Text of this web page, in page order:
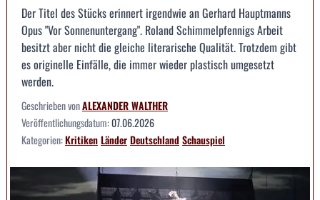
Der Titel des Stücks erinnert irgendwie an Gerhard Hauptmanns
Opus "Vor Sonnenuntergang". Roland Schimmelpfennigs Arbeit
besitzt aber nicht die gleiche literarische Qualität. Trotzdem gibt
es originelle Einfälle, die immer wieder plastisch umgesetzt
werden.
Geschrieben vonALEXANDER WALTHER
Veröffentlichungsdatum:07.06.2026
Kategorien:KritikenLänderDeutschlandSchauspiel